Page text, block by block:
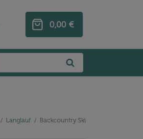
0,00 €
Langlauf Backcountry Ski